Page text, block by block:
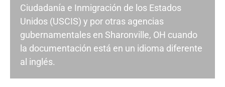
Ciudadanía e Inmigración de los Estados
Unidos (USCIS) y por otras agencias
gubernamentales en Sharonville, OH cuando
la documentación está en un idioma diferente
al inglés.